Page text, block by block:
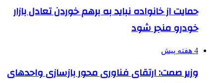
حمایت از خانواده نباید به برهم خوردن تعادل بازار
خودرو منجر شود
4 هفته پیش
وزیر صمت: ارتقای فناوری محور بازسازی واحدهای